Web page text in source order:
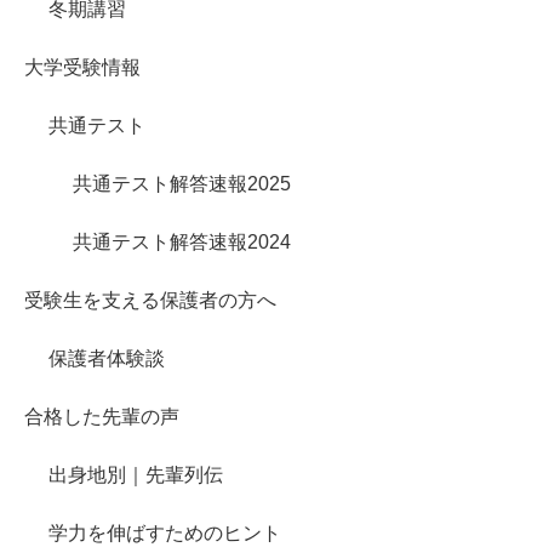
冬期講習
大学受験情報
共通テスト
共通テスト解答速報2025
共通テスト解答速報2024
受験生を支える保護者の方へ
保護者体験談
合格した先輩の声
出身地別｜先輩列伝
学力を伸ばすためのヒント